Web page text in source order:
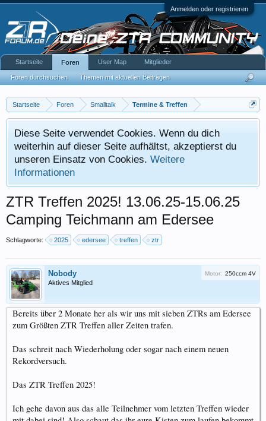
Anmelden oder registrieren
Startseite Foren Smalltalk Termine & Treffen
Diese Seite verwendet Cookies. Wenn du dich
weiterhin auf dieser Seite aufhältst, akzeptierst du
unseren Einsatz von Cookies. Weitere
Informationen
ZTR Treffen 2025! 13.06.25-15.06.25
Camping Teichmann am Edersee
Schlagworte: 2025 edersee treffen ztr
Nobody
Aktives Mitglied
Motor: 250ccm 4V
Bereits über 2 Monate her als wir uns mit sieben ZTRs am Edersee
zum Größten ZTR Treffen aller Zeiten trafen.
Das schreit nach Wiederholung oder sogar nach einem neuen
Rekordversuch.
Das ZTR Treffen 2025!
Ich gehe davon aus das alle Teilnehmer vom letzten Treffen wieder
Startseite Foren
Foren durchsuchen Themen mit aktuellen Beiträgen
User Map Mitglieder